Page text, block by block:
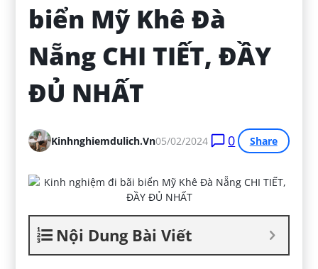
biển Mỹ Khê Đà
Nẵng CHI TIẾT, ĐẦY
ĐỦ NHẤT
Kinhnghiemdulich.vn05/02/2024 0 Share
Nội Dung Bài Viết